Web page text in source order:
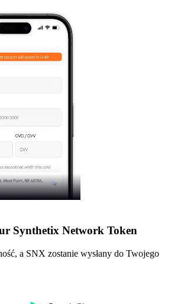
Synthetix Network Token
a SNX zostanie wysłany do Twojego